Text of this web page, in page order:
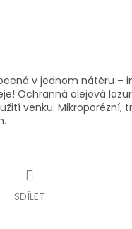
v jednom nátěru –
Ochranná olejová
venku. Mikroporézní,
SDÍLET